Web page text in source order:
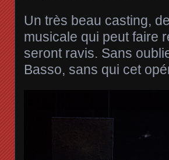
Un très beau casting,
musicale qui peut faire
seront ravis. Sans
Basso, sans qui cet